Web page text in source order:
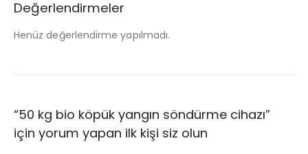
Değerlendirmeler
Henüz değerlendirme yapılmadı.
“50 kg bio köpük yangın söndürme cihazı”
için yorum yapan ilk kişi siz olun